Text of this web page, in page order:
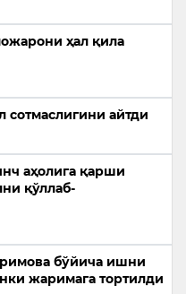
ҳал қила
айтди
аҳолига қарши
қўллаб-
бўйича ишни
жаримага тортилди